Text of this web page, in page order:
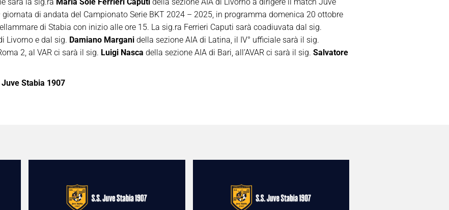
di andata del Campionato Serie BKT 2024 – 2025, in programma domenica 20 ottobre
di Stabia con inizio alle ore 15. La sig.ra Ferrieri Caputi sarà coadiuvata dal sig.
Livorno e dal sig. Damiano Marganidella sezione AIA di Latina, il IV° ufficiale sarà il sig.
2, al VAR ci sarà il sig. Luigi Nasca della sezione AIA di Bari, all’AVAR ci sarà il sig. Salvatore
Stabia 1907